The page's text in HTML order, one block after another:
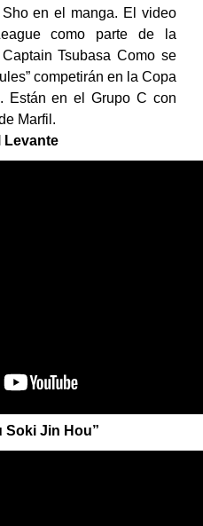
en el manga. El video
como parte de la
Tsubasa Como se
competirán en la Copa
Están en el Grupo C con
Marfil.
Levante
Soki Jin Hou”